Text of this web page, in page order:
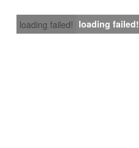
loading failed! loading failed!